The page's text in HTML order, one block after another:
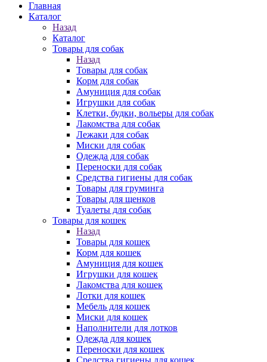
Главная
Каталог
Назад
Каталог
Товары для собак
Назад
Товары для собак
Корм для собак
Амуниция для собак
Игрушки для собак
Клетки, будки, вольеры для собак
Лакомства для собак
Лежаки для собак
Миски для собак
Одежда для собак
Переноски для собак
Средства гигиены для собак
Товары для груминга
Товары для щенков
Туалеты для собак
Товары для кошек
Назад
Товары для кошек
Корм для кошек
Амуниция для кошек
Игрушки для кошек
Лакомства для кошек
Лотки для кошек
Мебель для кошек
Миски для кошек
Наполнители для лотков
Одежда для кошек
Переноски для кошек
Средства гигиены для кошек